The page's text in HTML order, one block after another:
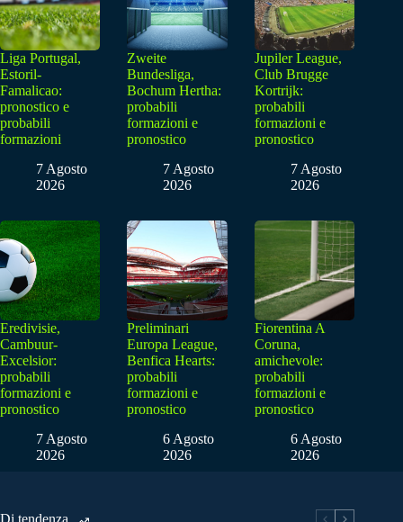
Liga Portugal,
Estoril-
Famalicao:
pronostico e
probabili
formazioni
7 Agosto
2026
Zweite
Bundesliga,
Bochum Hertha:
probabili
formazioni e
pronostico
7 Agosto
2026
Jupiler League,
Club Brugge
Kortrijk:
probabili
formazioni e
pronostico
7 Agosto
2026
Eredivisie,
Cambuur-
Excelsior:
probabili
formazioni e
pronostico
7 Agosto
2026
Preliminari
Europa League,
Benfica Hearts:
probabili
formazioni e
pronostico
6 Agosto
2026
Fiorentina A
Coruna,
amichevole:
probabili
formazioni e
pronostico
6 Agosto
2026
Di tendenza